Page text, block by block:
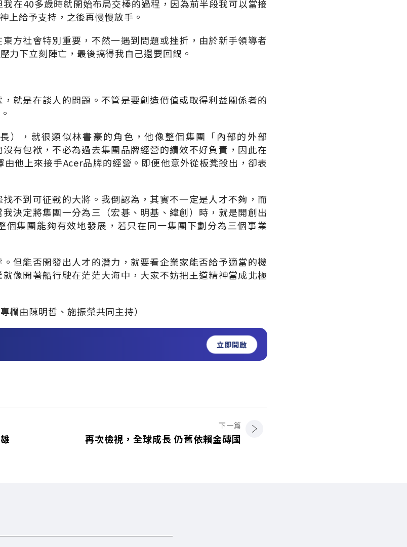
在40多歲時就開始布局交棒的過程，因為前半段我可以當接
給予支持，之後再慢慢放手。
方社會特別重要，不然一遇到問題或挫折，由於新手領導者
力下立刻陣亡，最後搞得我自己還要回鍋。
就是在談人的問題。不管是要創造價值或取得利益關係者的
），就很類似林書豪的角色，他像整個集團「內部的外部
有包袱，不必為過去集團品牌經營的績效不好負責，因此在
他上來接手Acer品牌的經營。即便他意外從板凳殺出，卻表
不到可征戰的大將。我倒認為，其實不一定是人才不夠，而
決定將集團一分為三（宏碁、明基、緯創）時，就是開創出
個集團能夠有效地發展，若只在同一集團下劃分為三個事業
但能否開發出人才的潛力，就要看企業家能否給予適當的機
像開著船行駛在茫茫大海中，大家不妨把王道精神當成北極
欄由陳明哲、施振榮共同主持）
立即開啟
下一篇
再次檢視，全球成長 仍舊依賴金磚國